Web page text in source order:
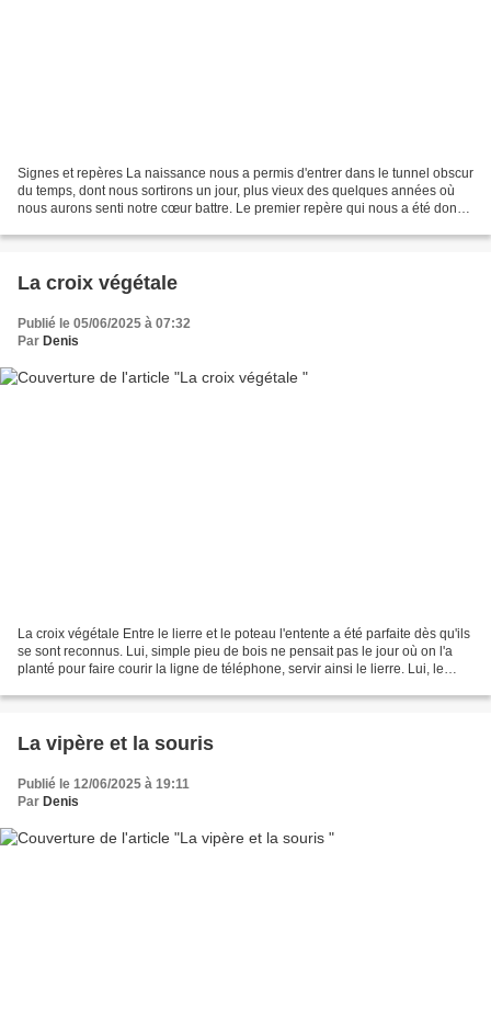
Signes et repères La naissance nous a permis d'entrer dans le tunnel obscur
du temps, dont nous sortirons un jour, plus vieux des quelques années où
nous aurons senti notre cœur battre. Le premier repère qui nous a été donné
La croix végétale
Publié le 05/06/2025 à 07:32
Par Denis
La croix végétale Entre le lierre et le poteau l'entente a été parfaite dès qu'ils
se sont reconnus. Lui, simple pieu de bois ne pensait pas le jour où on l'a
planté pour faire courir la ligne de téléphone, servir ainsi le lierre. Lui, le
La vipère et la souris
Publié le 12/06/2025 à 19:11
Par Denis